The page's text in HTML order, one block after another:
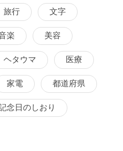
旅行 文字
楽 美容
ヘタウマ 医療
家電 都道府県
念日のしおり